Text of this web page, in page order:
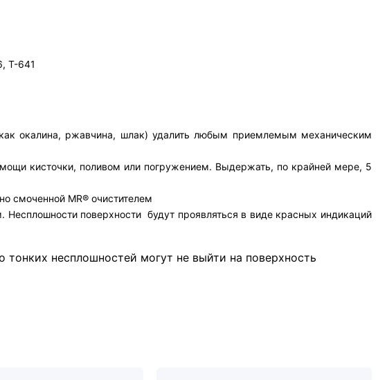
T-641
как окалина, ржавчина, шлак) удалить любым приемлемым механическим
кисточки, поливом или погружением. Выдержать, по крайней мере, 5
смоченной MR® очистителем
поверхности будут проявляться в виде красных индикаций
несплошностей могут не выйти на поверхность